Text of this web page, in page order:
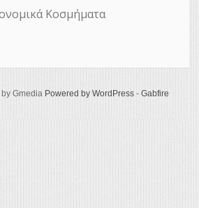
Κοσμήματα
by Gmedia Powered by WordPress - Gabfire